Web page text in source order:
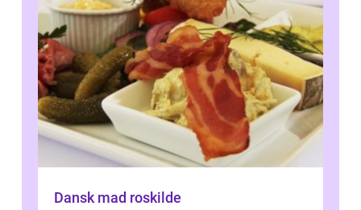
Dansk mad roskilde